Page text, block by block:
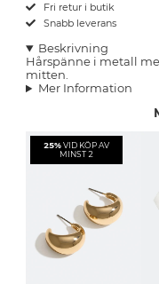
Fri retur i butik
Snabb leverans
Beskrivning
Hårspänne i metall
mitten.
Mer Information
25% VID KÖP AV
MINST 2